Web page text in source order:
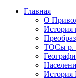
Главная
О
История
ТОСы р.
История